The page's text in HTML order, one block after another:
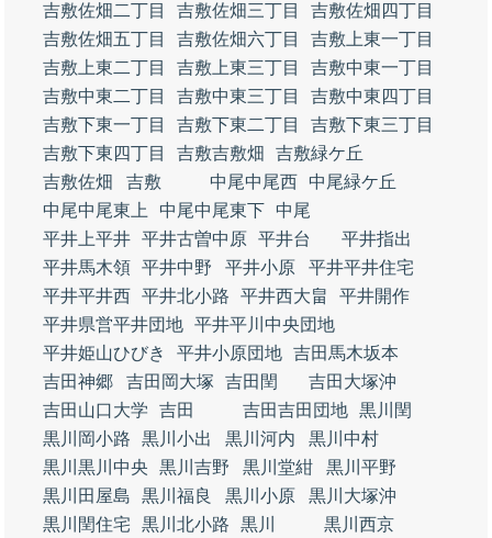
吉敷佐畑二丁目
吉敷佐畑三丁目
吉敷佐畑四丁目
吉敷佐畑五丁目
吉敷佐畑六丁目
吉敷上東一丁目
吉敷上東二丁目
吉敷上東三丁目
吉敷中東一丁目
吉敷中東二丁目
吉敷中東三丁目
吉敷中東四丁目
吉敷下東一丁目
吉敷下東二丁目
吉敷下東三丁目
吉敷下東四丁目
吉敷吉敷畑
吉敷緑ケ丘
吉敷佐畑
吉敷 中尾中尾西
中尾緑ケ丘
中尾中尾東上
中尾中尾東下
中尾
平井上平井 平井古曽中原 平井台
平井指出
平井馬木領 平井中野 平井小原
平井平井住宅
平井平井西 平井北小路 平井西大畠
平井開作
平井県営平井団地 平井平川中央団地
平井姫山ひびき
平井小原団地 吉田馬木坂本
吉田神郷
吉田岡大塚 吉田閏
吉田大塚沖
吉田山口大学
吉田 吉田吉田団地 黒川閏
黒川岡小路
黒川小出 黒川河内
黒川中村
黒川黒川中央
黒川吉野 黒川堂紺
黒川平野
黒川田屋島
黒川福良 黒川小原
黒川大塚沖
黒川閏住宅
黒川北小路 黒川
黒川西京